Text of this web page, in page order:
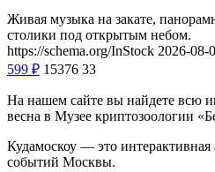
Живая музыка на закате,
столики под открытым небом.
https://schema.org/InStock 2026-08-
599 ₽ 15376 33
На нашем сайте вы найдете всю
весна в Музее криптозоологии
Кудамоскоу — это
событий Москвы.